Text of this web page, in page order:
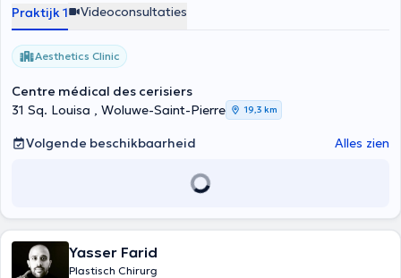
Praktijk 1 Videoconsultaties
Aesthetics Clinic
Centre médical des cerisiers
31 Sq. Louisa , Woluwe-Saint-Pierre
19,3 km
Volgende beschikbaarheid Alles zien
Yasser Farid
Plastisch Chirurg